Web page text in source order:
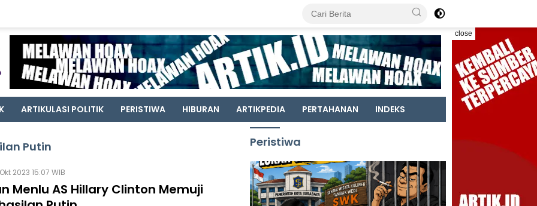
close
ARTIKULASI POLITIK PERISTIWA HIBURAN ARTIKPEDIA PERTAHANAN INDEKS
Putin
2023 15:07 WIB
Menlu AS Hillary Clinton Memuji
Peristiwa